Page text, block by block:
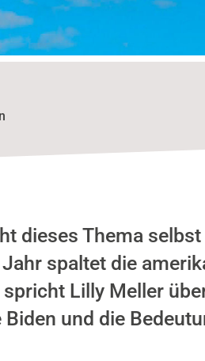
dieses Thema
spaltet die
Lilly Meller
und die